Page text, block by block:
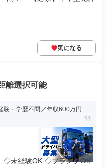
気になる
離選択可能
験・学歴不問／年収600万円
◇未経験OK ◇ブランクOK